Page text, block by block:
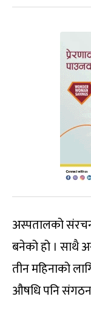
अस्पतालको
बनेको हो । साथै
तीन महिनाको
औषधि पनि